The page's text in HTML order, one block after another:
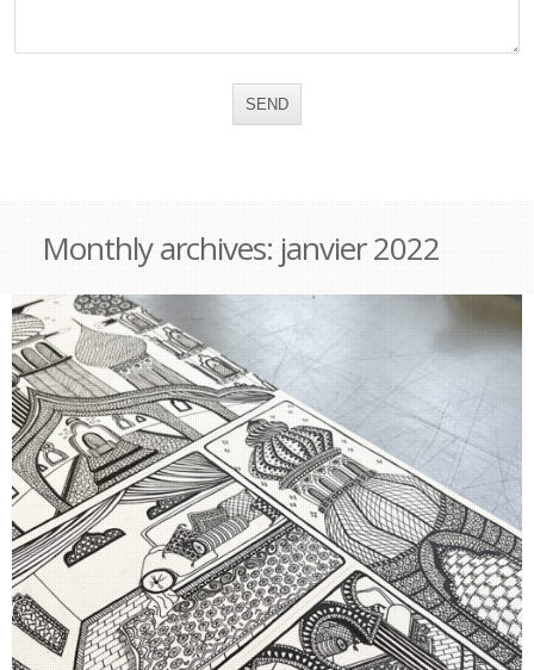
Monthly archives: janvier 2022